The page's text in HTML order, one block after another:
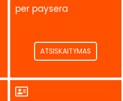
per paysera
.
ATSISKAITYMAS